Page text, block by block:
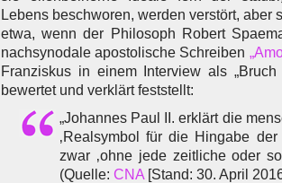
Lebens beschworen, werden verstört, aber
etwa, wenn der Philosoph Robert
nachsynodale apostolische Schreiben
Franziskus in einem Interview als „Bruch
bewertet und verklärt feststellt:
„Johannes Paul II. erklärt die
‚Realsymbol für die Hingabe der
zwar ‚ohne jede zeitliche oder
(Quelle: CNA [Stand: 30. April